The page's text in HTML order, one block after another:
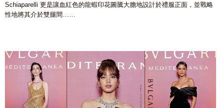
Schiaparelli 更是讓血紅色的龍蝦印花圖騰大膽地設計於禮服正面，並戰略
性地將其介於雙腿間……